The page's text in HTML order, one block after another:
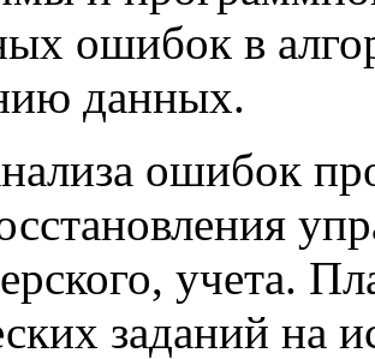
ошибок в
данных.
ошибок
учета.
заданий на